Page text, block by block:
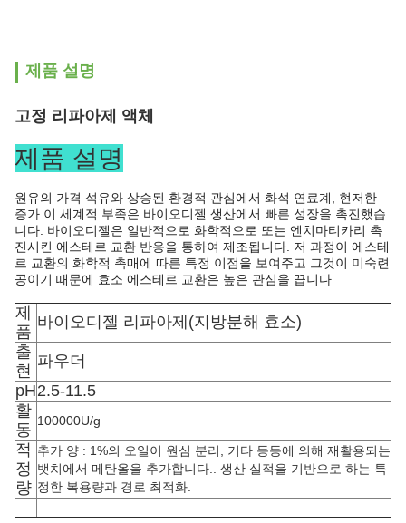
제품 설명
고정 리파아제 액체
제품 설명
원유의 가격 석유와 상승된 환경적 관심에서 화석 연료계, 현저한
증가 이 세계적 부족은 바이오디젤 생산에서 빠른 성장을 촉진했습
니다. 바이오디젤은 일반적으로 화학적으로 또는 엔치마티카리 촉
진시킨 에스테르 교환 반응을 통하여 제조됩니다. 저 과정이 에스테
르 교환의 화학적 촉매에 따른 특정 이점을 보여주고 그것이 미숙련
공이기 때문에 효소 에스테르 교환은 높은 관심을 끕니다
제
품
바이오디젤 리파아제(지방분해 효소)
출
현
파우더
pH2.5-11.5
활
동 100000U/g
적
정
량
추가 양 : 1%의 오일이 원심 분리, 기타 등등에 의해 재활용되는
뱃치에서 메탄올을 추가합니다.. 생산 실적을 기반으로 하는 특
정한 복용량과 경로 최적화.